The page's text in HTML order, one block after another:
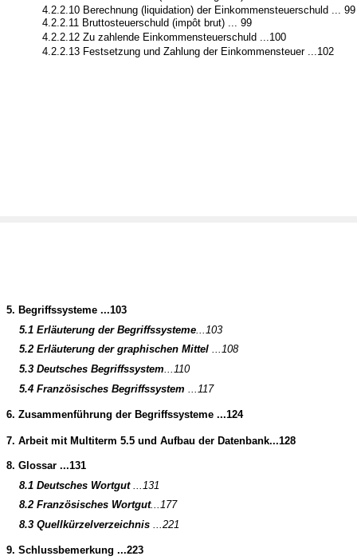
4.2.2.10 Berechnung (liquidation) der Einkommensteuerschuld ... 99
4.2.2.11 Bruttosteuerschuld (impôt brut) ... 99
4.2.2.12 Zu zahlende Einkommensteuerschuld ...100
4.2.2.13 Festsetzung und Zahlung der Einkommensteuer ...102
5. Begriffssysteme ...103
5.1 Erläuterung der Begriffssysteme...103
5.2 Erläuterung der graphischen Mittel
...108
5.3 Deutsches Begriffssystem ...110
5.4 Französisches Begriffssystem
...117
6. Zusammenführung der Begriffssysteme ...124
7. Arbeit mit Multiterm 5.5 und Aufbau der Datenbank...128
8. Glossar ...131
8.1 Deutsches Wortgut
...131
8.2 Französisches Wortgut...177
8.3 Quellkürzelverzeichnis
...221
9. Schlussbemerkung ...223